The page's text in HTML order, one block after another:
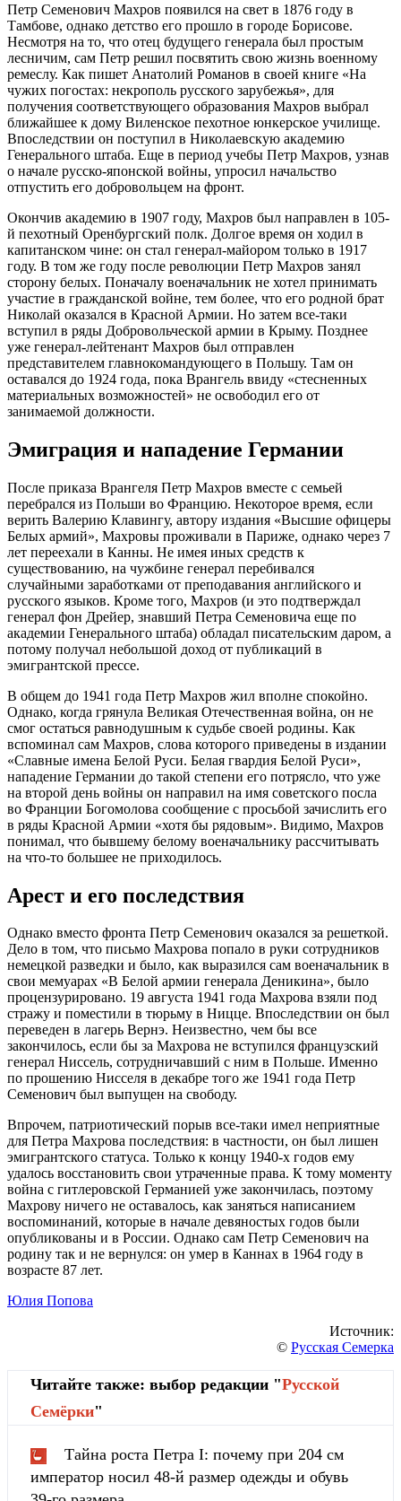
Петр Семенович Махров появился на свет в 1876 году в
Тамбове, однако детство его прошло в городе Борисове.
Несмотря на то, что отец будущего генерала был простым
лесничим, сам Петр решил посвятить свою жизнь военному
ремеслу. Как пишет Анатолий Романов в своей книге «На
чужих погостах: некрополь русского зарубежья», для
получения соответствующего образования Махров выбрал
ближайшее к дому Виленское пехотное юнкерское училище.
Впоследствии он поступил в Николаевскую академию
Генерального штаба. Еще в период учебы Петр Махров, узнав
о начале русско-японской войны, упросил начальство
отпустить его добровольцем на фронт.
Окончив академию в 1907 году, Махров был направлен в 105-
й пехотный Оренбургский полк. Долгое время он ходил в
капитанском чине: он стал генерал-майором только в 1917
году. В том же году после революции Петр Махров занял
сторону белых. Поначалу военачальник не хотел принимать
участие в гражданской войне, тем более, что его родной брат
Николай оказался в Красной Армии. Но затем все-таки
вступил в ряды Добровольческой армии в Крыму. Позднее
уже генерал-лейтенант Махров был отправлен
представителем главнокомандующего в Польшу. Там он
оставался до 1924 года, пока Врангель ввиду «стесненных
материальных возможностей» не освободил его от
занимаемой должности.
Эмиграция и нападение Германии
После приказа Врангеля Петр Махров вместе с семьей
перебрался из Польши во Францию. Некоторое время, если
верить Валерию Клавингу, автору издания «Высшие офицеры
Белых армий», Махровы проживали в Париже, однако через 7
лет переехали в Канны. Не имея иных средств к
существованию, на чужбине генерал перебивался
случайными заработками от преподавания английского и
русского языков. Кроме того, Махров (и это подтверждал
генерал фон Дрейер, знавший Петра Семеновича еще по
академии Генерального штаба) обладал писательским даром, а
потому получал небольшой доход от публикаций в
эмигрантской прессе.
В общем до 1941 года Петр Махров жил вполне спокойно.
Однако, когда грянула Великая Отечественная война, он не
смог остаться равнодушным к судьбе своей родины. Как
вспоминал сам Махров, слова которого приведены в издании
«Славные имена Белой Руси. Белая гвардия Белой Руси»,
нападение Германии до такой степени его потрясло, что уже
на второй день войны он направил на имя советского посла
во Франции Богомолова сообщение с просьбой зачислить его
в ряды Красной Армии «хотя бы рядовым». Видимо, Махров
понимал, что бывшему белому военачальнику рассчитывать
на что-то большее не приходилось.
Арест и его последствия
Однако вместо фронта Петр Семенович оказался за решеткой.
Дело в том, что письмо Махрова попало в руки сотрудников
немецкой разведки и было, как выразился сам военачальник в
свои мемуарах «В Белой армии генерала Деникина», было
процензурировано. 19 августа 1941 года Махрова взяли под
стражу и поместили в тюрьму в Ницце. Впоследствии он был
переведен в лагерь Вернэ. Неизвестно, чем бы все
закончилось, если бы за Махрова не вступился французский
генерал Ниссель, сотрудничавший с ним в Польше. Именно
по прошению Нисселя в декабре того же 1941 года Петр
Семенович был выпущен на свободу.
Впрочем, патриотический порыв все-таки имел неприятные
для Петра Махрова последствия: в частности, он был лишен
эмигрантского статуса. Только к концу 1940-х годов ему
удалось восстановить свои утраченные права. К тому моменту
война с гитлеровской Германией уже закончилась, поэтому
Махрову ничего не оставалось, как заняться написанием
воспоминаний, которые в начале девяностых годов были
опубликованы и в России. Однако сам Петр Семенович на
родину так и не вернулся: он умер в Каннах в 1964 году в
возрасте 87 лет.
Юлия Попова
Источник:
© Русская Семерка
Читайте также: выбор редакции "Русской
Cемёрки"
Тайна роста Петра I: почему при 204 см
император носил 48-й размер одежды и обувь